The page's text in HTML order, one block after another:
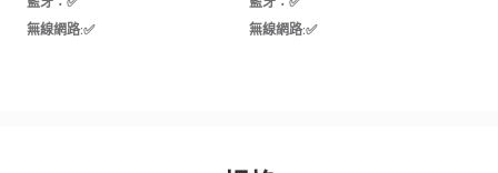
藍牙：✅
無線網路:✅
藍牙：✅
無線網路:✅